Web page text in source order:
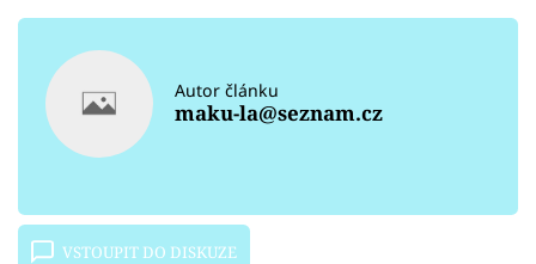
Autor článku
maku-la@seznam.cz
VSTOUPIT DO DISKUZE